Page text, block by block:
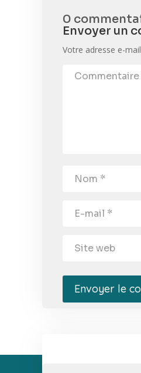
0
Envoyer un
Votre adresse e-
Envoyer le